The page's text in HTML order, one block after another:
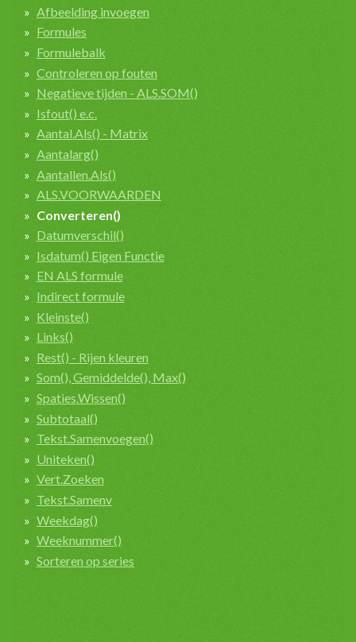
Afbeelding invoegen
Formules
Formulebalk
Controleren op fouten
Negatieve tijden - ALS.SOM()
Isfout() e.c.
Aantal.Als() - Matrix
Aantalarg()
Aantallen.Als()
ALS.VOORWAARDEN
Converteren()
Datumverschil()
Isdatum() Eigen Functie
EN ALS formule
Indirect formule
Kleinste()
Links()
Rest() - Rijen kleuren
Som(), Gemiddelde(), Max()
Spaties.Wissen()
Subtotaal()
Tekst.Samenvoegen()
Uniteken()
Vert.Zoeken
Tekst.Samenv
Weekdag()
Weeknummer()
Sorteren op series